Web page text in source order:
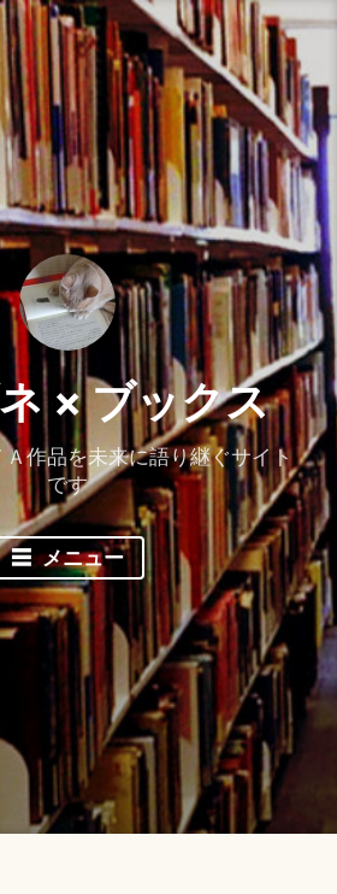
× ブックス
作品を未来に語り継ぐサイト
です
メニュー